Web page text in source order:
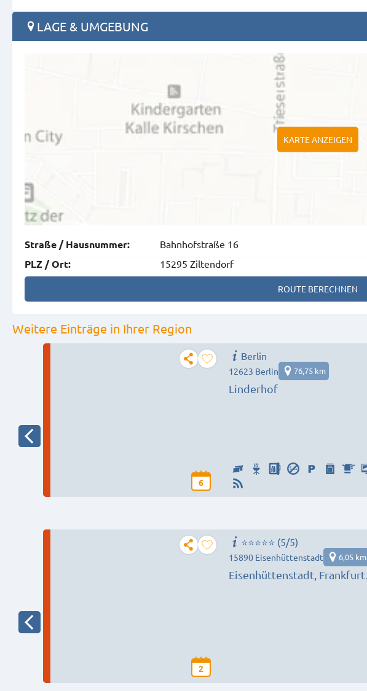
LAGE & UMGEBUNG
KARTE ANZEIGEN
Straße / Hausnummer: Bahnhofstraße 16
PLZ /Ort: 15295 Ziltendorf
ROUTE BERECHNEN
Weitere Einträge in Ihrer Region
6
Linderhof
12623 Berlin 76,75 km
Berlin
2
Eisenhüttenstadt, Frankfurt
15890 Eisenhüttenstadt 6,05 km
⭐️⭐️⭐️⭐️⭐️ (5/5)